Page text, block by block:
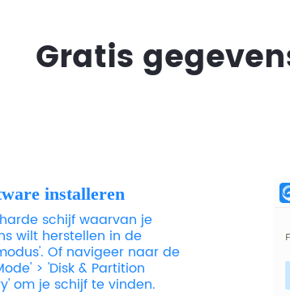
Gratis
installeren
schijf waarvan je
wilt herstellen in de
Of navigeer naar de
> 'Disk & Partition
om je schijf te vinden.